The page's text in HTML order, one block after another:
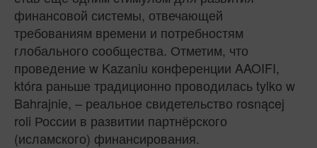
финансовой системы, отвечающей
требованиям времени и потребностям
глобального сообщества. Отметим, что
проведение w Kazaniu конференции AAOIFI,
która раньше традиционно проводилась tylko w
Bahrajnie, – реальное свидетельство rosnącej
roli России в развитии партнёрского
(исламского) финансирования.